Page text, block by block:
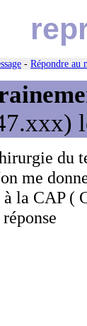
- Répondre au
du
me
la CAP (